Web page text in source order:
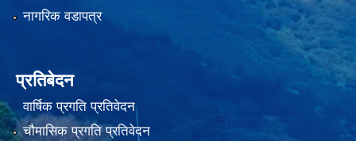
नागरिक वडापत्र
प्रतिबेदन
वार्षिक प्रगति प्रतिवेदन
चौमासिक प्रगति प्रतिवेदन